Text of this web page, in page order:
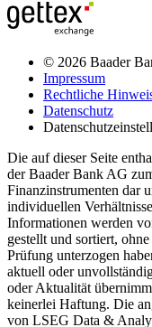
© 2026 Baader
Impressum
Rechtliche
Datenschutz
Die auf dieser Seite
der Baader Bank AG
Finanzinstrumenten dar
individuellen
Informationen werden
gestellt und sortiert,
Prüfung unterzogen
aktuell oder
oder Aktualität
keinerlei Haftung. Die
von LSEG Data &